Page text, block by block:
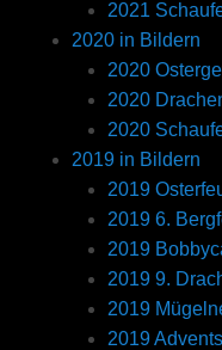
2021
2020 in Bildern
2020
2020
2020
2019 in Bildern
2019
2019 6.
2019
2019 9.
2019
2019